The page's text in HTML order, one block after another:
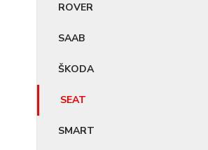
ROVER
SAAB
ŠKODA
SEAT
SMART